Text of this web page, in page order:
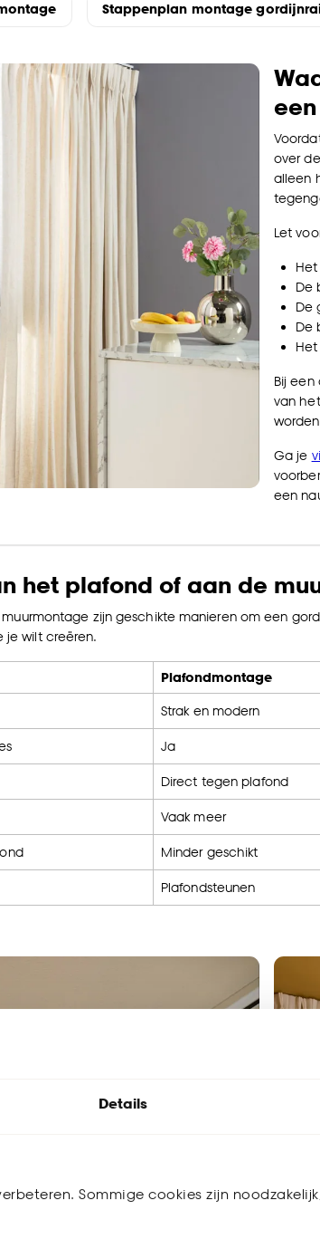
Details
Sommige cookies zijn
Stappenplan montage
over
alleen
Let
De
De
De
Bij
van
Ga je
een
het plafond of aan de
zijn geschikte manieren om een
je wilt creëren.
Plafondmontage
Strak en modern
Ja
Direct tegen plafond
Vaak meer
Minder geschikt
Plafondsteunen